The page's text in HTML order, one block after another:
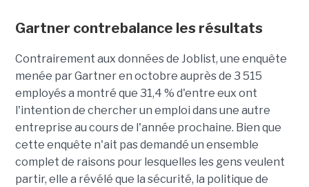
Gartner contrebalance les résultats
Contrairement aux données de Joblist, une enquête
menée par Gartner en octobre auprès de 3 515
employés a montré que 31,4 % d'entre eux ont
l'intention de chercher un emploi dans une autre
entreprise au cours de l'année prochaine. Bien que
cette enquête n'ait pas demandé un ensemble
complet de raisons pour lesquelles les gens veulent
partir, elle a révélé que la sécurité, la politique de